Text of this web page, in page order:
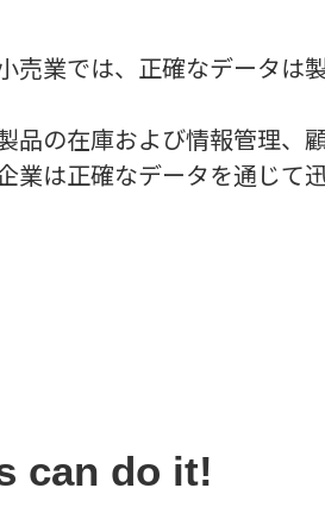
売業では、正確なデータは
品の在庫および情報管理、
業は正確なデータを通じて
can do it!